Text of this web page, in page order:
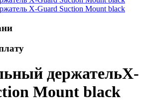
держательX-
Mount black